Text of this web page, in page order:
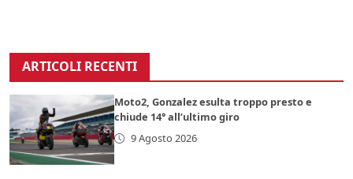
ARTICOLI RECENTI
Moto2, Gonzalez esulta troppo presto e
chiude 14° all’ultimo giro
9 Agosto 2026